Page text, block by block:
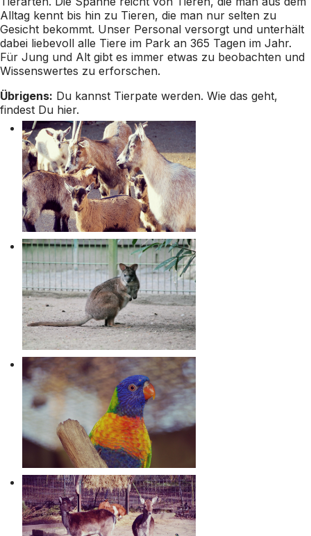
Alltag kennt bis hin zu Tieren, die man nur selten zu
Gesicht bekommt. Unser Personal versorgt und unterhält
dabei liebevoll alle Tiere im Park an 365 Tagen im Jahr.
Für Jung und Alt gibt es immer etwas zu beobachten und
Wissenswertes zu erforschen.
Übrigens: Du kannst Tierpate werden. Wie das geht,
findest Du hier.